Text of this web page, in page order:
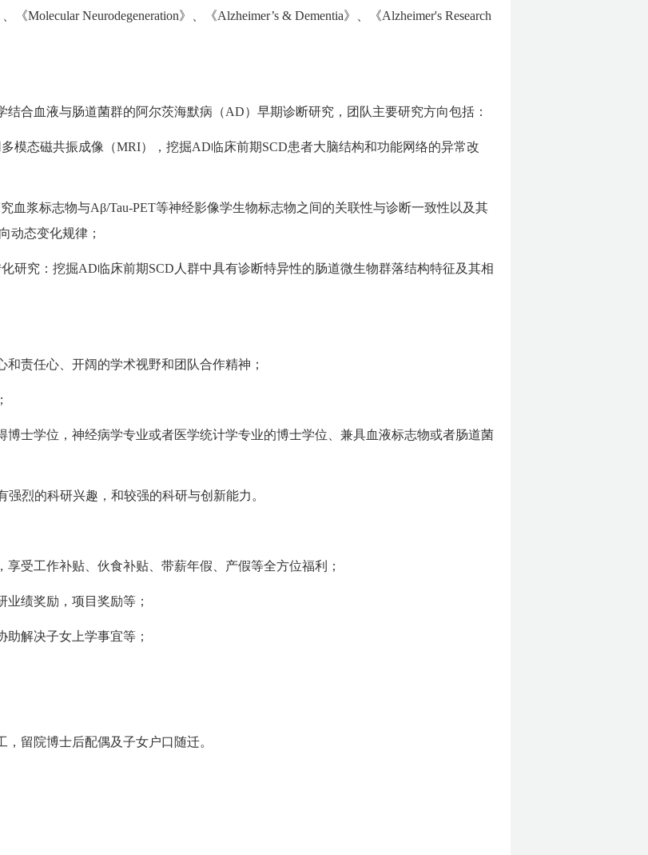
Molecular Neurodegeneration》、《Alzheimer’s & Dementia》、《Alzheimer's Research
合血液与肠道菌群的阿尔茨海默病（AD）早期诊断研究，团队主要研究方向包括：
模态磁共振成像（MRI），挖掘AD临床前期SCD患者大脑结构和功能网络的异常改
血浆标志物与Aβ/Tau-PET等神经影像学生物标志物之间的关联性与诊断一致性以及其
动态变化规律；
研究：挖掘AD临床前期SCD人群中具有诊断特异性的肠道微生物群落结构特征及其相
责任心、开阔的学术视野和团队合作精神；
博士学位，神经病学专业或者医学统计学专业的博士学位、兼具血液标志物或者肠道菌
烈的科研兴趣，和较强的科研与创新能力。
受工作补贴、伙食补贴、带薪年假、产假等全方位福利；
绩奖励，项目奖励等；
解决子女上学事宜等；
留院博士后配偶及子女户口随迁。